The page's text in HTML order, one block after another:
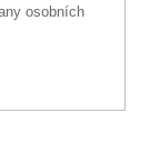
osobních